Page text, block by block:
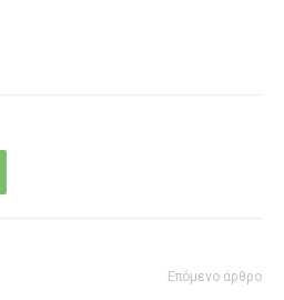
Επόμενο άρθρο